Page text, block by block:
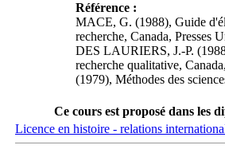
Référence :
MACE, G. (1988), Guide
recherche, Canada, Presses
DES LAURIERS, J.-P.
recherche qualitative,
(1979), Méthodes des
Ce cours est proposé dans les
Licence en histoire - relations